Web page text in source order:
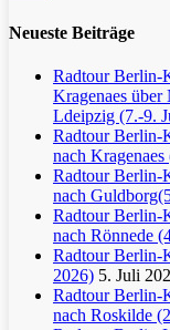
Neueste Beiträge
Radtour Berlin-
Kragenaes
Ldeipzig (7.-9.
Radtour Berlin-
nach
Radtour Berlin-
nach
Radtour Berlin-
nach Rönnede
Radtour Berlin-
2026) 5. Juli
Radtour Berlin-
nach Roskilde